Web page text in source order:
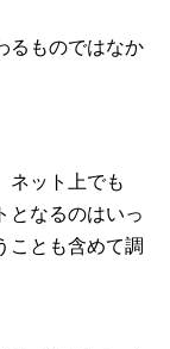
るものではなか
ネット上でも
となるのはいっ
ことも含めて調